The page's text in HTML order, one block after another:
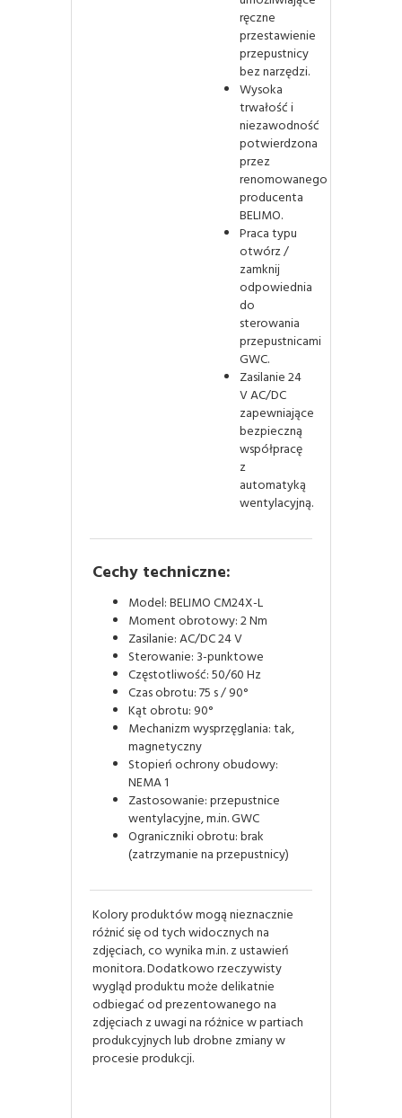
ręczne
przestawienie
przepustnicy
bez narzędzi.
Wysoka
trwałość i
niezawodność
potwierdzona
przez
renomowanego
producenta
BELIMO.
Praca typu
otwórz /
zamknij
odpowiednia
do
sterowania
przepustnicami
GWC.
Zasilanie 24
V AC/DC
zapewniające
bezpieczną
współpracę
z
automatyką
wentylacyjną.
Cechy techniczne:
Model: BELIMO CM24X-L
Moment obrotowy: 2 Nm
Zasilanie: AC/DC 24 V
Sterowanie: 3-punktowe
Częstotliwość: 50/60 Hz
Czas obrotu: 75 s / 90°
Kąt obrotu: 90°
Mechanizm wysprzęglania: tak,
magnetyczny
Stopień ochrony obudowy:
NEMA 1
Zastosowanie: przepustnice
wentylacyjne, m.in. GWC
Ograniczniki obrotu: brak
(zatrzymanie na przepustnicy)
Kolory produktów mogą nieznacznie
różnić się od tych widocznych na
zdjęciach, co wynika m.in. z ustawień
monitora. Dodatkowo rzeczywisty
wygląd produktu może delikatnie
odbiegać od prezentowanego na
zdjęciach z uwagi na różnice w partiach
produkcyjnych lub drobne zmiany w
procesie produkcji.